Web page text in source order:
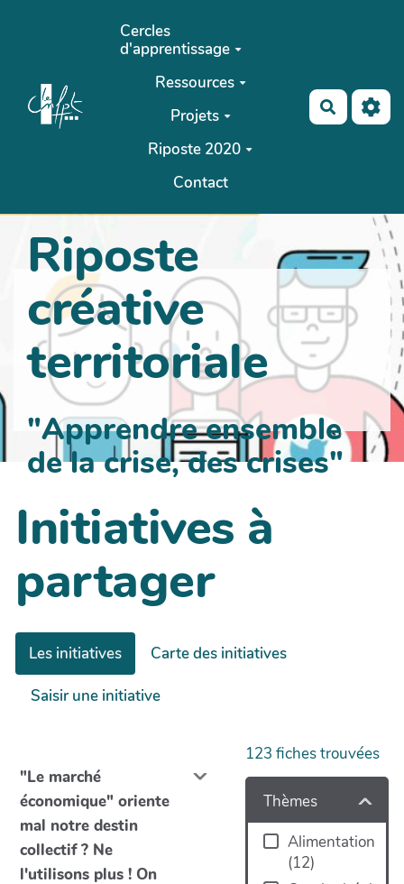
Aller au contenu principal
Cercles
d'apprentissage
Ressources
Projets
Riposte 2020
Contact
Riposte
créative
territoriale
"Apprendre ensemble
de la crise, des crises"
Initiatives à
partager
Les initiatives Carte des initiatives
Saisir une initiative
123 fiches trouvées
Thèmes
Alimentation
(12)
"Le marché
économique" oriente
mal notre destin
collectif ? Ne
l'utilisons plus ! On